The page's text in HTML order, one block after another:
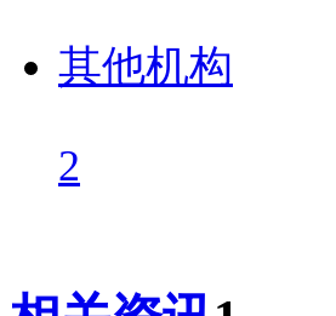
其他机构
2